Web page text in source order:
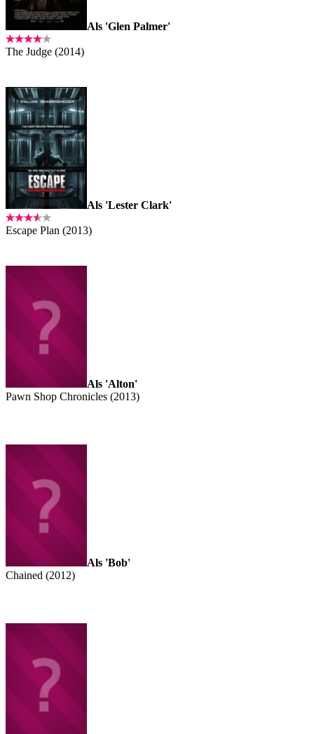
Als 'Glen Palmer'
The Judge (2014)
Als 'Lester Clark'
Escape Plan (2013)
Als 'Alton'
Pawn Shop Chronicles (2013)
Als 'Bob'
Chained (2012)